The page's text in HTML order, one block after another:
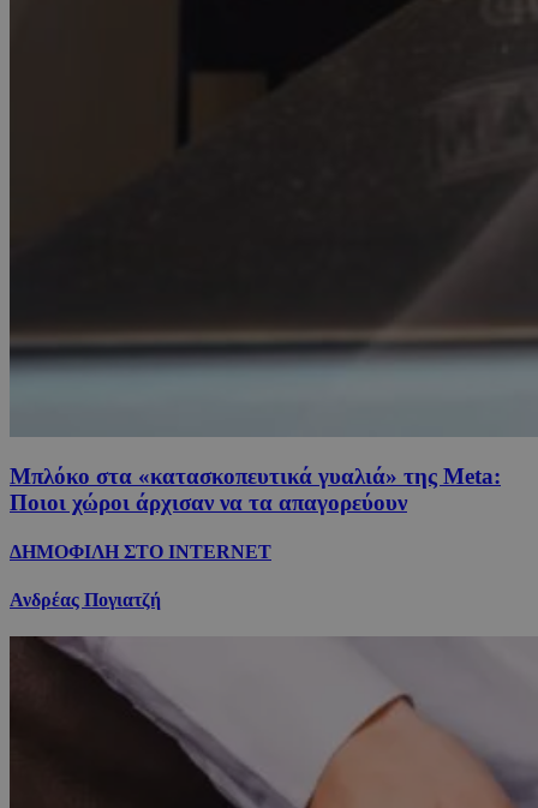
Μπλόκο στα «κατασκοπευτικά γυαλιά» της Μeta:
Ποιοι χώροι άρχισαν να τα απαγορεύουν
ΔΗΜΟΦΙΛΗ ΣΤΟ INTERNET
Ανδρέας Πογιατζή